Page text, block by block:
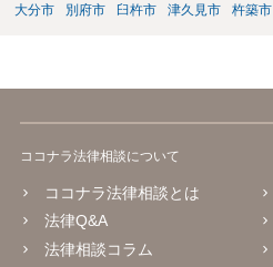
大分市
別府市 臼杵市 津久見市 杵築市
ココナラ法律相談について
ココナラ法律相談とは
法律Q&A
法律相談コラム